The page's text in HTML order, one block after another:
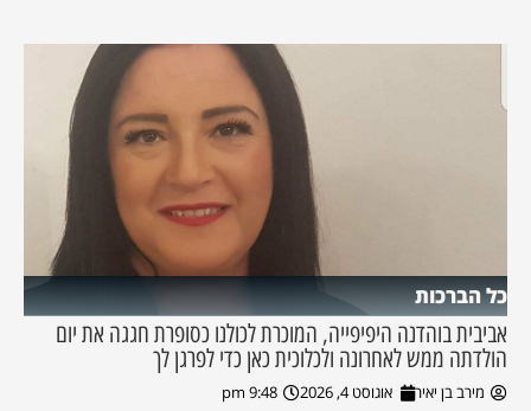
כל הברכות
אביבית בוהדנה היפיפייה, המוכרת לכולנו כסופרת חגגה את יום
הולדתה ממש לאחרונה ולכלוכית כאן כדי לפרגן לך
מירב בן יאיר אוגוסט 4, 2026 9:48 pm